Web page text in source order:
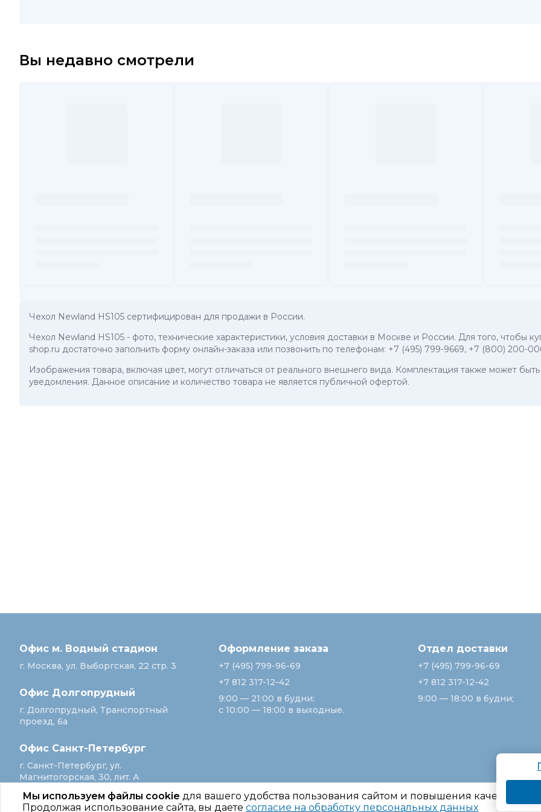
Мы используем файлы cookie для вашего удобства пользования сайтом и повышения качества
Продолжая использование сайта, вы даете согласие на обработку персональных данных
Вы недавно смотрели
Чехол Newland HS105 сертифицирован для продажи в России.
Чехол Newland HS105 - фото, технические характеристики, условия доставки в Москве и России. Для того, чтобы
shop.ru достаточно заполнить форму онлайн-заказа или позвонить по телефонам: +7 (495) 799-9669, +7 (800) 200-
Изображения товара, включая цвет, могут отличаться от реального внешнего вида. Комплектация также может
уведомления. Данное описание и количество товара не является публичной офертой.
Офис м. Водный стадион
г. Москва, ул. Выборгская, 22 стр. 3
Офис Долгопрудный
г. Долгопрудный, Транспортный
проезд, 6а
Офис Санкт‑Петербург
г. Санкт‑Петербург, ул.
Магнитогорская, 30, лит. А
Оформление заказа
+7 (495) 799-96-69
+7 812 317-12-42
9:00 — 21:00 в будни;
с 10:00 — 18:00 в выходные.
Отдел доставки
+7 (495) 799-96-69
+7 812 317-12-42
9:00 — 18:00 в будни;